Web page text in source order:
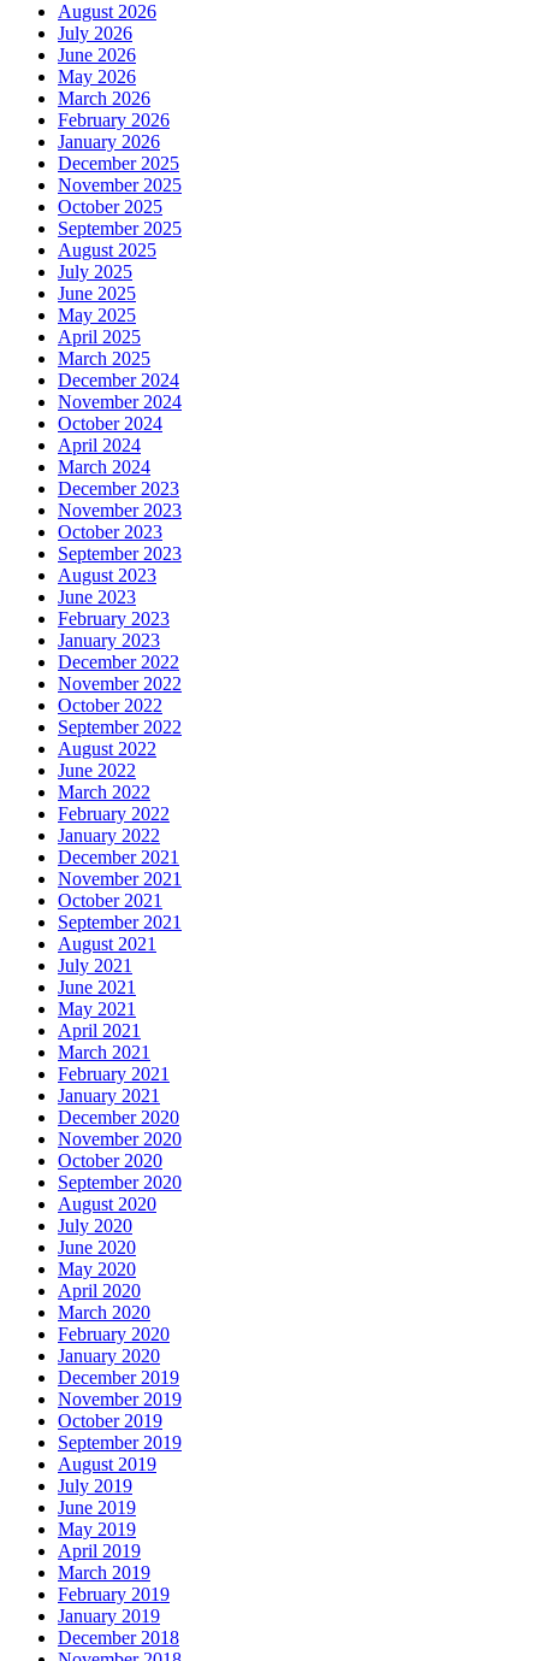
August 2026
July 2026
June 2026
May 2026
March 2026
February 2026
January 2026
December 2025
November 2025
October 2025
September 2025
August 2025
July 2025
June 2025
May 2025
April 2025
March 2025
December 2024
November 2024
October 2024
April 2024
March 2024
December 2023
November 2023
October 2023
September 2023
August 2023
June 2023
February 2023
January 2023
December 2022
November 2022
October 2022
September 2022
August 2022
June 2022
March 2022
February 2022
January 2022
December 2021
November 2021
October 2021
September 2021
August 2021
July 2021
June 2021
May 2021
April 2021
March 2021
February 2021
January 2021
December 2020
November 2020
October 2020
September 2020
August 2020
July 2020
June 2020
May 2020
April 2020
March 2020
February 2020
January 2020
December 2019
November 2019
October 2019
September 2019
August 2019
July 2019
June 2019
May 2019
April 2019
March 2019
February 2019
January 2019
December 2018